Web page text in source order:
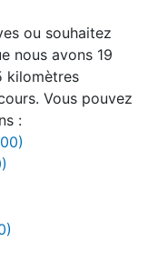
ou souhaitez
nous avons 19
kilomètres
Vous pouvez
: